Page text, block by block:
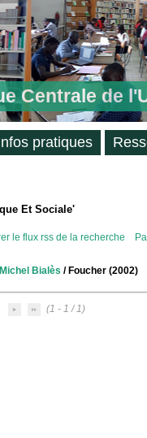
Centrale de
Et Sociale'
le flux rss de la recherche
Michel Bialès / Foucher (2002)
(1 - 1 / 1)
pratiques